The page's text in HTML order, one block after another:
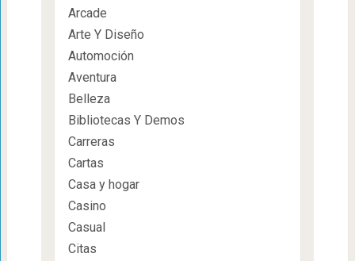
Arcade
Arte Y Diseño
Automoción
Aventura
Belleza
Bibliotecas Y Demos
Carreras
Cartas
Casa y hogar
Casino
Casual
Citas